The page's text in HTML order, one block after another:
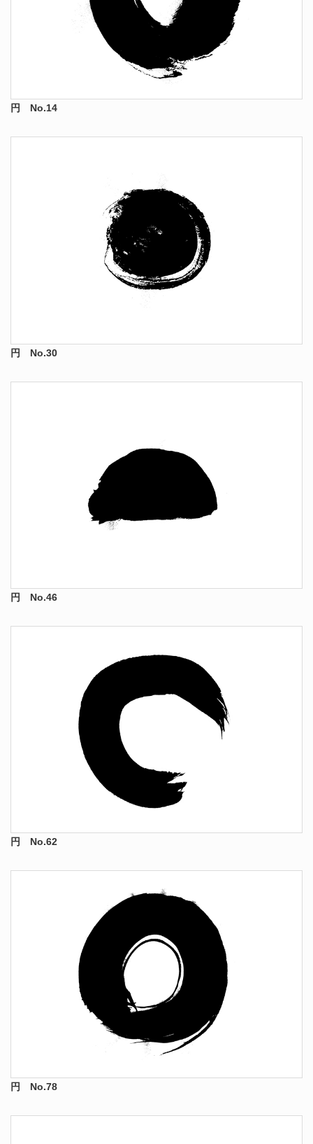
円 No.14
円 No.30
円 No.46
円 No.62
円 No.78